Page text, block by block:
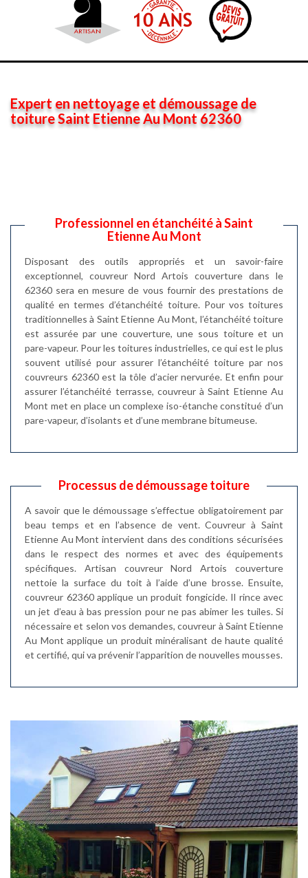
Expert en nettoyage et démoussage de
toiture Saint Etienne Au Mont 62360
Professionnel en étanchéité à Saint
Etienne Au Mont
Disposant des outils appropriés et un savoir-faire
exceptionnel, couvreur Nord Artois couverture dans le
62360 sera en mesure de vous fournir des prestations de
qualité en termes d’étanchéité toiture. Pour vos toitures
traditionnelles à Saint Etienne Au Mont, l’étanchéité toiture
est assurée par une couverture, une sous toiture et un
pare-vapeur. Pour les toitures industrielles, ce qui est le plus
souvent utilisé pour assurer l’étanchéité toiture par nos
couvreurs 62360 est la tôle d’acier nervurée. Et enfin pour
assurer l’étanchéité terrasse, couvreur à Saint Etienne Au
Mont met en place un complexe iso-étanche constitué d’un
pare-vapeur, d’isolants et d’une membrane bitumeuse.
Processus de démoussage toiture
A savoir que le démoussage s’effectue obligatoirement par
beau temps et en l’absence de vent. Couvreur à Saint
Etienne Au Mont intervient dans des conditions sécurisées
dans le respect des normes et avec des équipements
spécifiques. Artisan couvreur Nord Artois couverture
nettoie la surface du toit à l’aide d’une brosse. Ensuite,
couvreur 62360 applique un produit fongicide. Il rince avec
un jet d’eau à bas pression pour ne pas abimer les tuiles. Si
nécessaire et selon vos demandes, couvreur à Saint Etienne
Au Mont applique un produit minéralisant de haute qualité
et certifié, qui va prévenir l’apparition de nouvelles mousses.